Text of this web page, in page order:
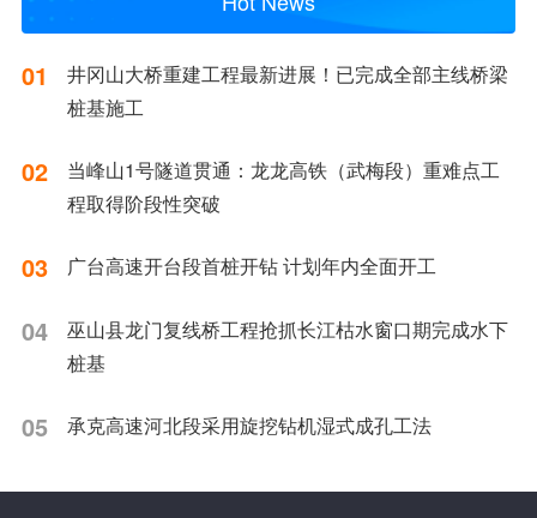
01
井冈山大桥重建工程最新进展！已完成全部主线桥梁
桩基施工
02
当峰山1号隧道贯通：龙龙高铁（武梅段）重难点工
程取得阶段性突破
03 广台高速开台段首桩开钻 计划年内全面开工
04
巫山县龙门复线桥工程抢抓长江枯水窗口期完成水下
桩基
05 承克高速河北段采用旋挖钻机湿式成孔工法